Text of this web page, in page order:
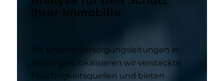
Ihrer Immobilie
Mit unserer Versorgungsleitungen in
Mössingen lokalisieren wir versteckte
Feuchtigkeitsquellen und bieten